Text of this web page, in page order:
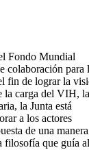
Fondo Mundial
colaboración para
fin de lograr la
la carga del VIH, la
la Junta está
a los actores
de una manera
filosofía que guía al